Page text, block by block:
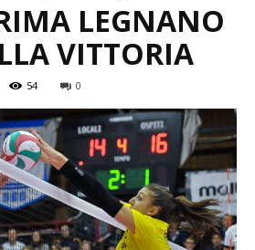
LEGNANO
VITTORIA
54 0